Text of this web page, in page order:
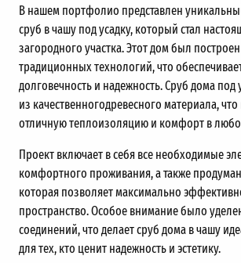
В нашем портфолио представлен
сруб в чашу под усадку, который стал
загородного участка. Этот дом был
традиционных технологий, что
долговечность и надежность. Сруб дома
из качественногодревесного материала,
отличную теплоизоляцию и комфорт в
Проект включает в себя все необходимые
комфортного проживания, а также
которая позволяет максимально
пространство. Особое внимание было
соединений, что делает сруб дома в чашу
для тех, кто ценит надежность и эстетику.